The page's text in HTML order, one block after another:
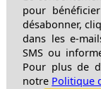
pour
désabonner,
dans les e-
SMS ou
Pour plus de
notre Politique